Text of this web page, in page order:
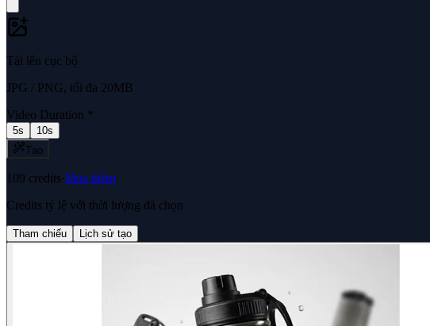
Tải lên cục bộ
JPG / PNG, tối đa 20MB
Video Duration *
5s
10s
Tạo
109 credits·Mua thêm
Credits tỷ lệ với thời lượng đã chọn
Tham chiếu Lịch sử tạo